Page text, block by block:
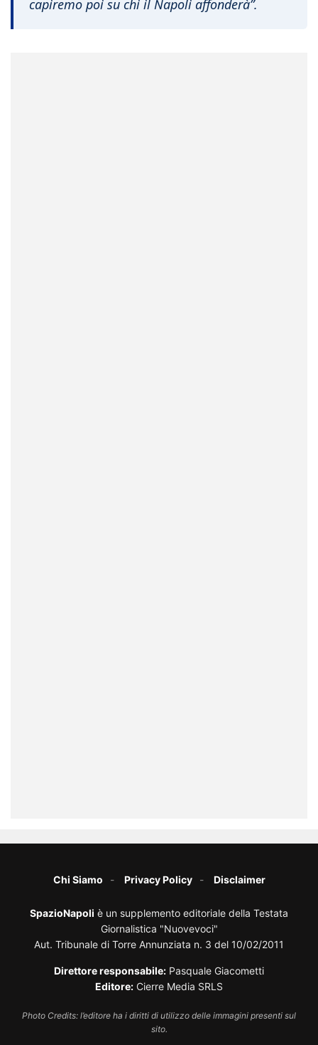
capiremo poi su chi il Napoli affonderà”.
Chi Siamo Privacy Policy Disclaimer
SpazioNapoli è un supplemento editoriale della Testata
Giornalistica "Nuovevoci"
Aut. Tribunale di Torre Annunziata n. 3 del 10/02/2011
Direttore responsabile: Pasquale Giacometti
Editore: Cierre Media SRLS
Photo Credits: l’editore ha i diritti di utilizzo delle immagini presenti sul
sito.